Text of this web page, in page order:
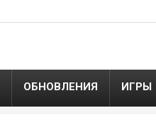
ОБНОВЛЕНИЯ ИГРЫ